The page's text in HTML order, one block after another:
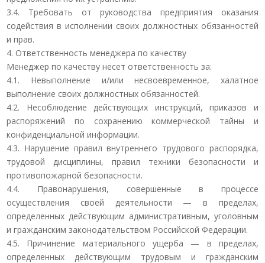
3.4. Требовать от руководства предприятия оказания
содействия в исполнении своих должностных обязанностей
и прав.
4. Ответственность менеджера по качеству
Менеджер по качеству несет ответственность за:
4.1. Невыполнение и/или несвоевременное, халатное
выполнение своих должностных обязанностей.
4.2. Несоблюдение действующих инструкций, приказов и
распоряжений по сохранению коммерческой тайны и
конфиденциальной информации.
4.3. Нарушение правил внутреннего трудового распорядка,
трудовой дисциплины, правил техники безопасности и
противопожарной безопасности.
4.4. Правонарушения, совершенные в процессе
осуществления своей деятельности — в пределах,
определенных действующим административным, уголовным
и гражданским законодательством Российской Федерации.
4.5. Причинение материального ущерба — в пределах,
определенных действующим трудовым и гражданским